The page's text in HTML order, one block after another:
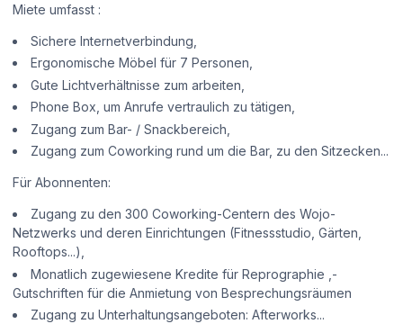
Miete umfasst :
Sichere Internetverbindung,
Ergonomische Möbel für 7 Personen,
Gute Lichtverhältnisse zum arbeiten,
Phone Box, um Anrufe vertraulich zu tätigen,
Zugang zum Bar- / Snackbereich,
Zugang zum Coworking rund um die Bar, zu den Sitzecken...
Für Abonnenten:
Zugang zu den 300 Coworking-Centern des Wojo-
Netzwerks und deren Einrichtungen (Fitnessstudio, Gärten,
Rooftops...),
Monatlich zugewiesene Kredite für Reprographie ,-
Gutschriften für die Anmietung von Besprechungsräumen
Zugang zu Unterhaltungsangeboten: Afterworks...